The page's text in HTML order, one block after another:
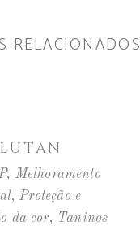
RELACIONADOS
, Melhoramento
,Proteção e
da cor, Taninos